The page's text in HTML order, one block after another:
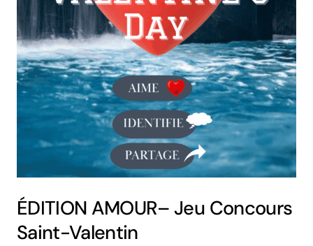
ÉDITION AMOUR– Jeu Concours
Saint-Valentin